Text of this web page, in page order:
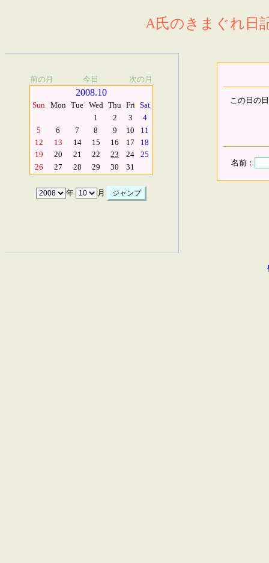
A氏のきまぐれ日
前の月 今日 次の月
2008.10
Sun Mon Tue Wed Thu Fri Sat
1
2 3
4
5
6 7 8 9 10
11
12
13 14 15 16 17
18
19
20 21 22 23 24
25
26
27 28 29 30 31
年 月
この日の
名前：